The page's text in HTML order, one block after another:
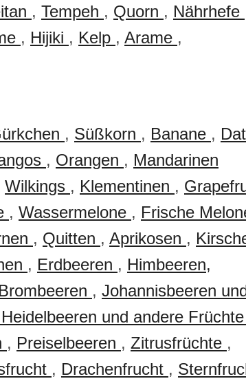
, Tempeh , Quorn , Nährhefe
, Hijiki , Kelp , Arame ,
, Süßkorn , Banane ,
, Orangen , Mandarinen
Wilkings , Klementinen ,
, Wassermelone , Frische
, Quitten , Aprikosen ,
, Erdbeeren , Himbeeren,
, Johannisbeeren
und andere Früchte
, Preiselbeeren , Zitrusfrüchte ,
, Drachenfrucht ,